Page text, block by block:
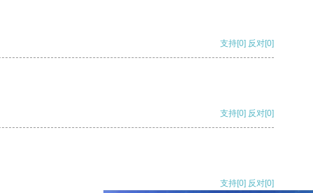
支持[0] 反对[0]
支持[0] 反对[0]
支持[0] 反对[0]